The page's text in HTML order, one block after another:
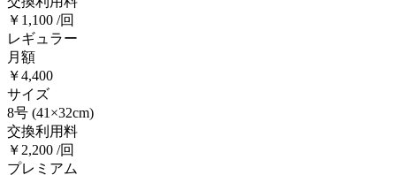
￥1,100 /回
レギュラー
月額
￥4,400
サイズ
8号 (41×32cm)
交換利用料
￥2,200 /回
プレミアム